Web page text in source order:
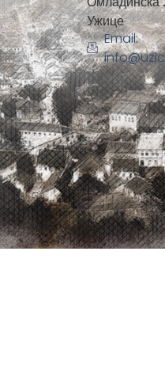
Ужице
Email: